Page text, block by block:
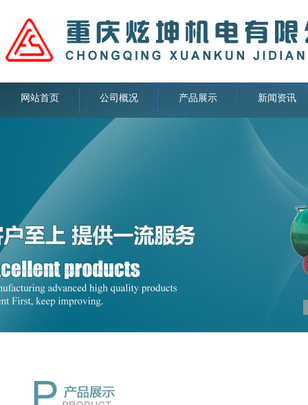
网站首页 公司概况 产品展示 新闻资讯